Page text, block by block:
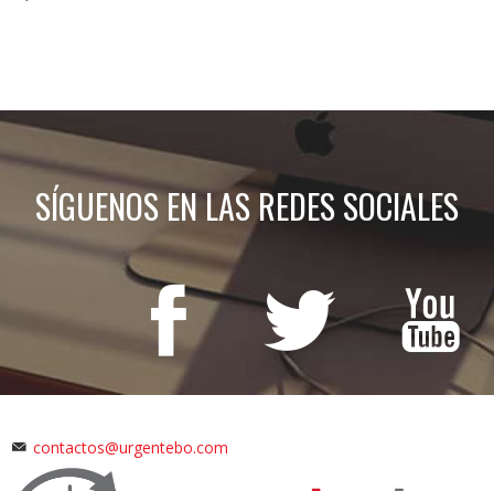
SÍGUENOS EN LAS REDES SOCIALES
contactos@urgentebo.com